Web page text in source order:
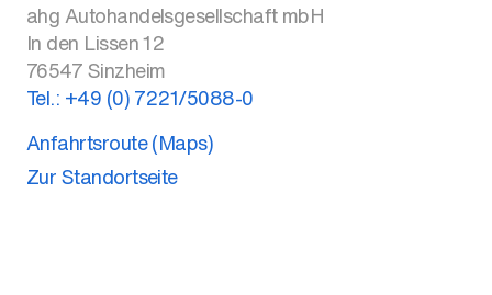
ahg Autohandelsgesellschaft mbH
In den Lissen 12
76547Sinzheim
Tel.: +49 (0) 7221/5088-0
Anfahrtsroute (Maps)
Zur Standortseite